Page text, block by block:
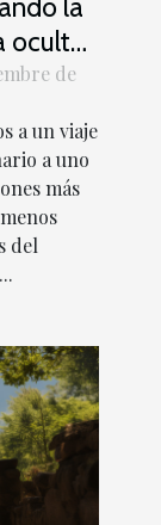
la
oculta
de
a un viaje
a uno
más
del